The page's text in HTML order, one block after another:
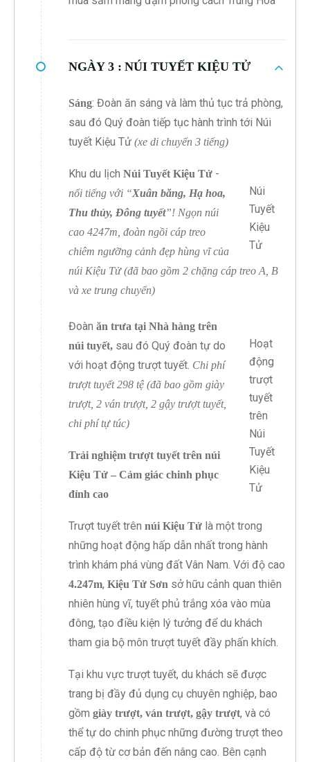
NGÀY 3 : NÚI TUYẾT KIỆU TỬ
Sáng: Đoàn ăn sáng và làm thủ tục trả phòng,
sau đó Quý đoàn tiếp tục hành trình tới Núi
tuyết Kiệu Tử (xe di chuyển 3 tiếng)
Núi
Tuyết
Kiệu
Tử
Khu du lịch Núi Tuyết Kiệu Tử -
nổi tiếng với “Xuân băng, Hạ hoa,
Thu thủy, Đông tuyết”! Ngọn núi
cao 4247m, đoàn ngồi cáp treo
chiêm ngưỡng cảnh đẹp hùng vĩ của
núi Kiệu Tử (đã bao gồm 2 chặng cáp treo A, B
và xe trung chuyển)
Hoạt
động
trượt
tuyết
trên
Núi
Tuyết
Kiệu
Tử
Đoàn ăn trưa tại Nhà hàng trên
núi tuyết, sau đó Quý đoàn tự do
với hoạt động trượt tuyết. Chi phí
trượt tuyết 298 tệ (đã bao gồm giày
trượt, 2 ván trượt, 2 gậy trượt tuyết,
chi phí tự túc)
Trải nghiệm trượt tuyết trên núi
Kiệu Tử – Cảm giác chinh phục
đỉnh cao
Trượt tuyết trên núi Kiệu Tử là một trong
những hoạt động hấp dẫn nhất trong hành
trình khám phá vùng đất Vân Nam. Với độ cao
4.247m, Kiệu Tử Sơn sở hữu cảnh quan thiên
nhiên hùng vĩ, tuyết phủ trắng xóa vào mùa
đông, tạo điều kiện lý tưởng để du khách
tham gia bộ môn trượt tuyết đầy phấn khích.
Tại khu vực trượt tuyết, du khách sẽ được
trang bị đầy đủ dụng cụ chuyên nghiệp, bao
gồm giày trượt, ván trượt, gậy trượt, và có
thể tự do chinh phục những đường trượt theo
cấp độ từ cơ bản đến nâng cao. Bên cạnh